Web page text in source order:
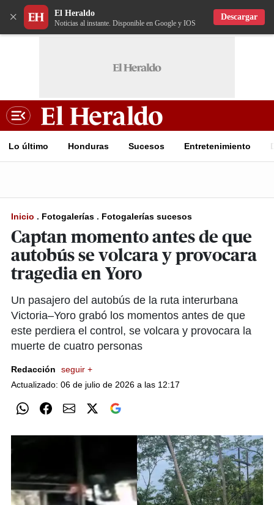
× El Heraldo
Noticias al instante. Disponible en Google y IOS
Descargar
Lo último Honduras Sucesos Entretenimiento
Inicio . Fotogalerías . Fotogalerías sucesos
Captan momento antes de que
autobús se volcara y provocara
tragedia en Yoro
Un pasajero del autobús de la ruta interurbana
Victoria–Yoro grabó los momentos antes de que
este perdiera el control, se volcara y provocara la
muerte de cuatro personas
Redacción
seguir +
Actualizado: 06 de julio de 2026 a las 12:17